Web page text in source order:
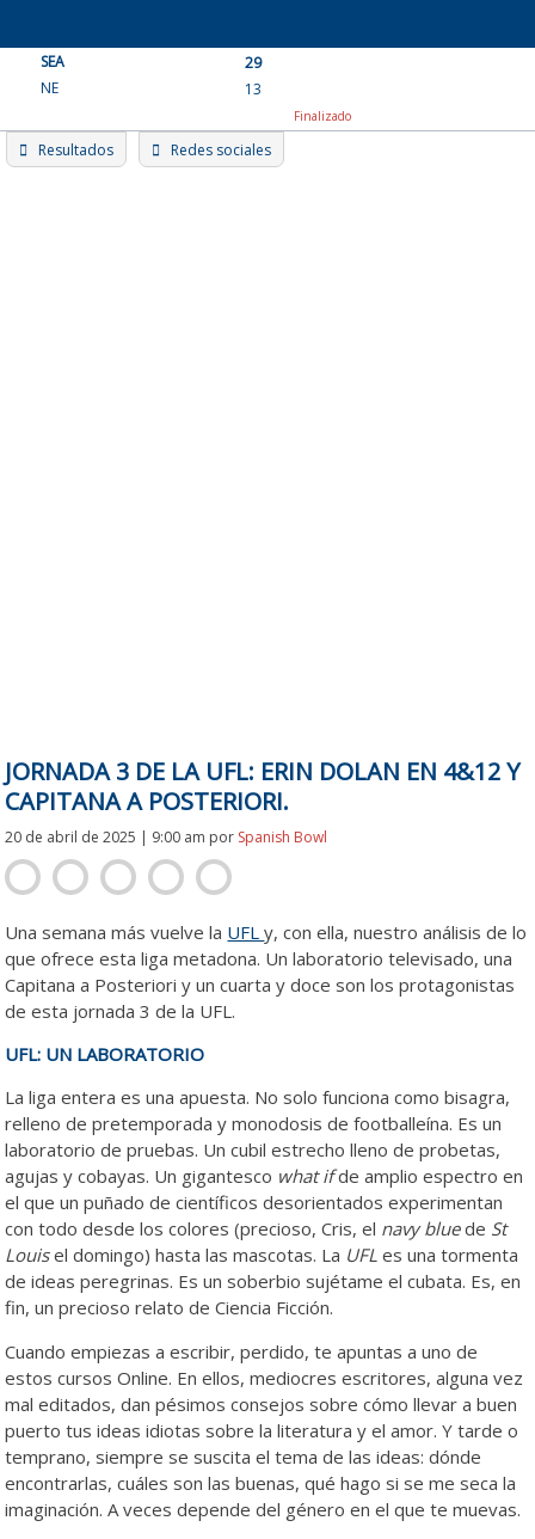
content
SEA
29
NE
13
Finalizado
Resultados Redes sociales
JORNADA 3 DE LA UFL: ERIN DOLAN EN 4&12 Y
CAPITANA A POSTERIORI.
20 de abril de 2025 | 9:00 am por Spanish Bowl
Una semana más vuelve la UFLy, con ella, nuestro análisis de lo
que ofrece esta liga metadona. Un laboratorio televisado, una
Capitana a Posteriori y un cuarta y doce son los protagonistas
de esta jornada 3 de la UFL.
UFL: UN LABORATORIO
La liga entera es una apuesta. No solo funciona como bisagra,
relleno de pretemporada y monodosis de footballeína. Es un
laboratorio de pruebas. Un cubil estrecho lleno de probetas,
agujas y cobayas. Un gigantesco what ifde amplio espectro en
el que un puñado de científicos desorientados experimentan
con todo desde los colores (precioso, Cris, el navy bluede St
Louisel domingo) hasta las mascotas. La UFL es una tormenta
de ideas peregrinas. Es un soberbio sujétame el cubata. Es, en
fin, un precioso relato de Ciencia Ficción.
Cuando empiezas a escribir, perdido, te apuntas a uno de
estos cursos Online. En ellos, mediocres escritores, alguna vez
mal editados, dan pésimos consejos sobre cómo llevar a buen
puerto tus ideas idiotas sobre la literatura y el amor. Y tarde o
temprano, siempre se suscita el tema de las ideas: dónde
encontrarlas, cuáles son las buenas, qué hago si se me seca la
imaginación. A veces depende del género en el que te muevas.